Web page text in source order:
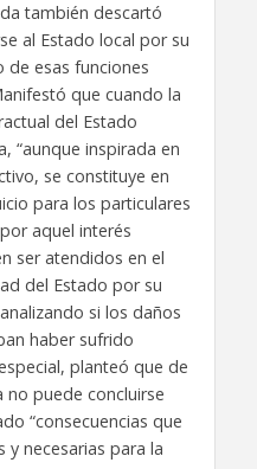
también descartó
al Estado local por su
de esas funciones
que cuando la
del Estado
“aunque inspirada en
se constituye en
para los particulares
aquel interés
ser atendidos en el
del Estado por su
si los daños
haber sufrido
planteó que de
no puede concluirse
“consecuencias que
y necesarias para la